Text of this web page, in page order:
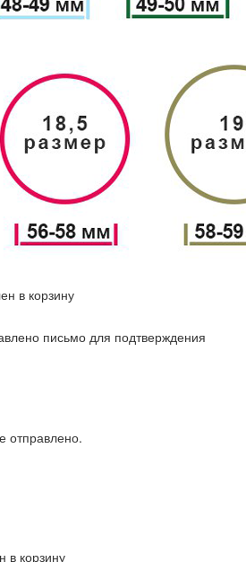
в корзину
письмо для подтверждения
отправлено.
в корзину